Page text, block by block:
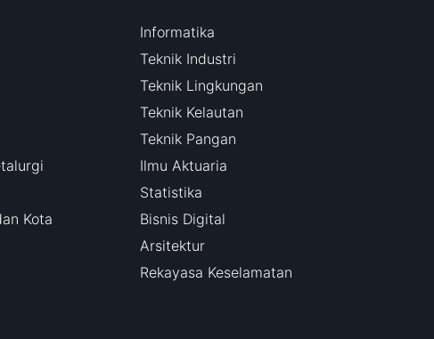
Kota
Informatika
Teknik Industri
Teknik Lingkungan
Teknik Kelautan
Teknik Pangan
Ilmu Aktuaria
Statistika
Bisnis Digital
Arsitektur
Rekayasa Keselamatan